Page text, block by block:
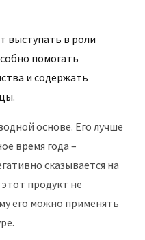
выступать в роли
помогать
и содержать
основе. Его лучше
время года –
сказывается на
продукт не
его можно применять